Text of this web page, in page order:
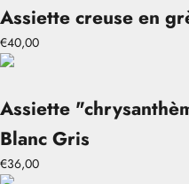
Assiette creuse en
€40,00
Assiette
Blanc Gris
€36,00